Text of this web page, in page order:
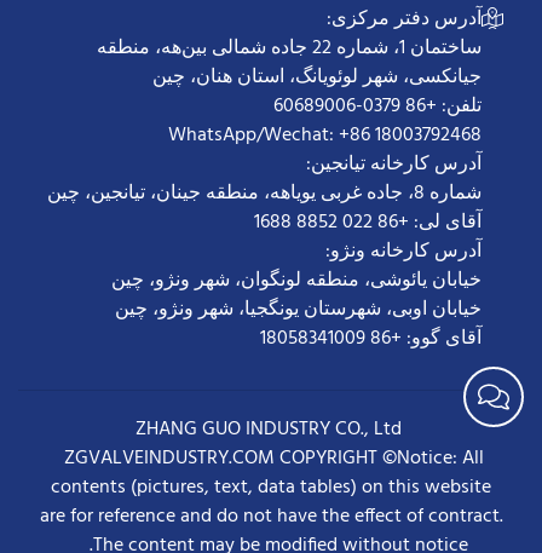
آدرس دفتر مرکزی:
ساختمان 1، شماره 22 جاده شمالی بین‌هه، منطقه
جیانکسی، شهر لوئویانگ، استان هنان، چین
تلفن: +86 0379-60689006
WhatsApp/Wechat: +86 18003792468
آدرس کارخانه تیانجین:
شماره 8، جاده غربی یویاهه، منطقه جینان، تیانجین، چین
آقای لی: +86 022 8852 1688
آدرس کارخانه ونژو:
خیابان یائوشی، منطقه لونگوان، شهر ونژو، چین
خیابان اوبی، شهرستان یونگجیا، شهر ونژو، چین
آقای گوو: +86 18058341009
ZHANG GUO INDUSTRY CO., Ltd
ZGVALVEINDUSTRY.COM COPYRIGHT ©Notice: All
contents (pictures, text, data tables) on this website
are for reference and do not have the effect of contract.
The content may be modified without notice.